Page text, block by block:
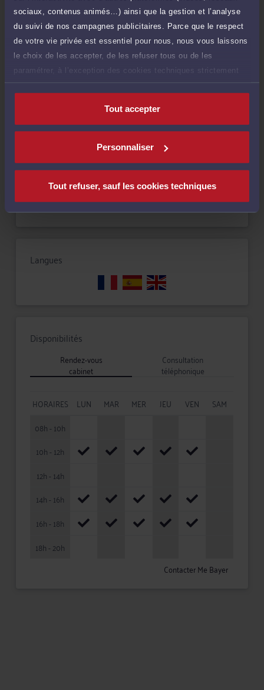
sociaux, contenus animés…) ainsi que la gestion et l’analyse
du suivi de nos campagnes publicitaires. Parce que le respect
de votre vie privée est essentiel pour nous, nous vous laissons
le choix de les accepter, de les refuser tous ou de les
paramétrer, à l’exception des cookies techniques strictement
nécessaires au fonctionnement du site.
Tout accepter
Personnaliser
Tout refuser, sauf les cookies techniques
Consulter par écrit
Voir sa Grille indicative des Honoraires
Compétences
Droit de la famille, des personnes et de leur patrimoine
Droit du dommage corporel
Langues
Disponibilités
Rendez-vous
cabinet
Consultation
téléphonique
HORAIRES LUN MAR MER JEU VEN
SAM
08h - 10h
10h - 12h
12h - 14h
14h - 16h
16h - 18h
18h - 20h
Contacter Me Bayer